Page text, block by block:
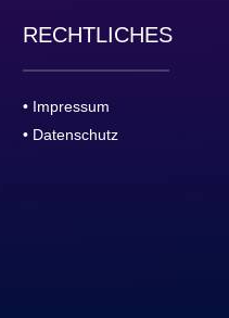
RECHTLICHES
• Impressum
• Datenschutz